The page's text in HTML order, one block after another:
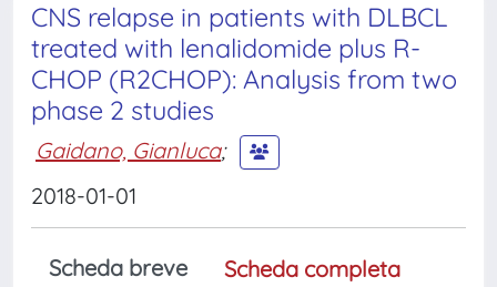
CNS relapse in patients with DLBCL
treated with lenalidomide plus R-
CHOP (R2CHOP): Analysis from two
phase 2 studies
Gaidano, Gianluca;
2018-01-01
Scheda breve
Scheda completa